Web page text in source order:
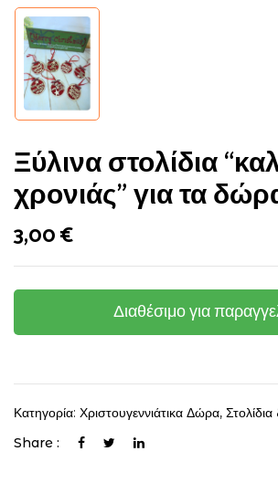
Ξύλινα στολίδια
χρονιάς” για τα
3,00€
Διαθέσιμο για
Κατηγορία: Χριστουγεννιάτικα Δώρα,
Share :